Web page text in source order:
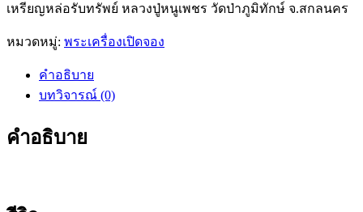
เหรียญหล่อรับทรัพย์ หลวงปู่หนูเพชร วัดป่าภูมิทักษ์ จ.สกลนคร
หมวดหมู่: พระเครื่องเปิดจอง
คำอธิบาย
บทวิจารณ์ (0)
คำอธิบาย